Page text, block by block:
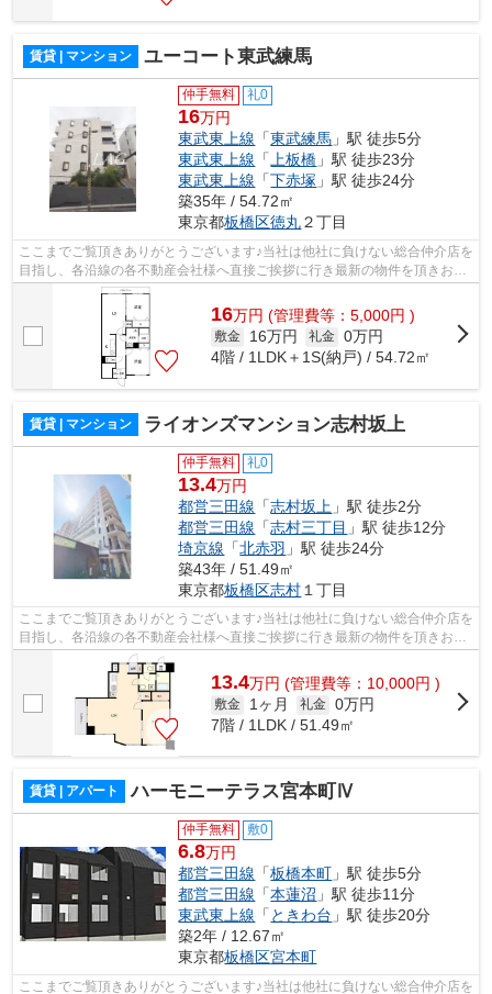
賃貸 | マンション ユーコート東武練馬
仲手無料 礼0
16万円
東武東上線 「東武練馬 」駅 徒歩5分
東武東上線 「 上板橋 」駅 徒歩23分
東武東上線 「下赤塚 」駅 徒歩24分
築35年 / 54.72㎡
東京都板橋区徳丸２丁目
ここまでご覧頂きありがとうございます♪当社は他社に負けない総合仲介店を
目指し、各沿線の各不動産会社様へ直接ご挨拶に行き最新の物件を頂きお客
様へ提供しております！最新の情報は...
16万円 (管理費等：5,000円 )
敷金 16万円 礼金 0万円
4階 / 1LDK＋1S(納戸) / 54.72㎡
賃貸 | マンション ライオンズマンション志村坂上
仲手無料 礼0
13.4万円
都営三田線 「志村坂上 」駅 徒歩2分
都営三田線 「志村三丁目 」駅 徒歩12分
埼京線 「北赤羽 」駅 徒歩24分
築43年 / 51.49㎡
東京都板橋区志村 １丁目
ここまでご覧頂きありがとうございます♪当社は他社に負けない総合仲介店を
目指し、各沿線の各不動産会社様へ直接ご挨拶に行き最新の物件を頂きお客
様へ提供しております！最新の情報は...
13.4万円 (管理費等：10,000円 )
敷金 1ヶ月 礼金 0万円
7階 / 1LDK / 51.49㎡
賃貸 | アパート ハーモニーテラス宮本町Ⅳ
仲手無料 敷0
6.8万円
都営三田線 「板橋本町 」駅 徒歩5分
都営三田線 「本蓮沼 」駅 徒歩11分
東武東上線 「 ときわ台 」駅 徒歩20分
築2年 / 12.67㎡
東京都板橋区宮本町
ここまでご覧頂きありがとうございます♪当社は他社に負けない総合仲介店を